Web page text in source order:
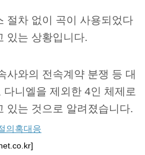
절차 없이 곡이 사용되었다
있는 상황입니다.
사와의 전속계약 분쟁 등 대
니엘을 제외한 4인 체제로
있는 것으로 알려졌습니다.
의혹대응